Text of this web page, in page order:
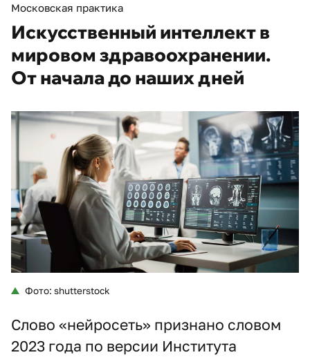
Московская практика
Искусственный интеллект в
мировом здравоохранении.
От начала до наших дней
Фото: shutterstock
Слово «нейросеть» признано словом
2023 года по версии Института